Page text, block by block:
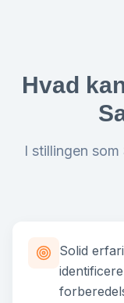
Hvad
I stillingen
Solid